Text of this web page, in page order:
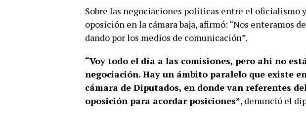
Sobre las negociaciones políticas entre el oficialismo
oposición en la cámara baja, afirmó: “Nos enteramos
dando por los medios de comunicación”.
“Voy todo el día a las comisiones, pero ahí no
negociación. Hay un ámbito paralelo que existe
cámara de Diputados, en donde van referentes
oposición para acordar posiciones”, denunció el